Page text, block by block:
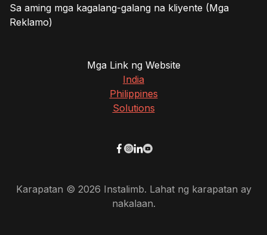
Sa aming mga kagalang-galang na kliyente (Mga
Reklamo)
Mga Link ng Website
India
Philippines
Solutions
Karapatan © 2026 Instalimb. Lahat ng karapatan ay
nakalaan.